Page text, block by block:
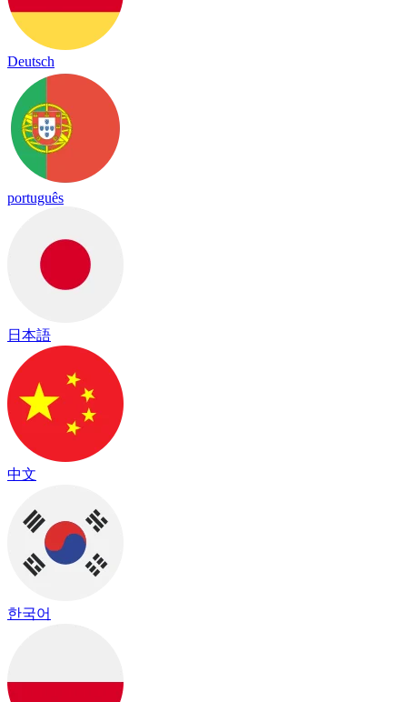
Deutsch
português
日本語
中文
한국어